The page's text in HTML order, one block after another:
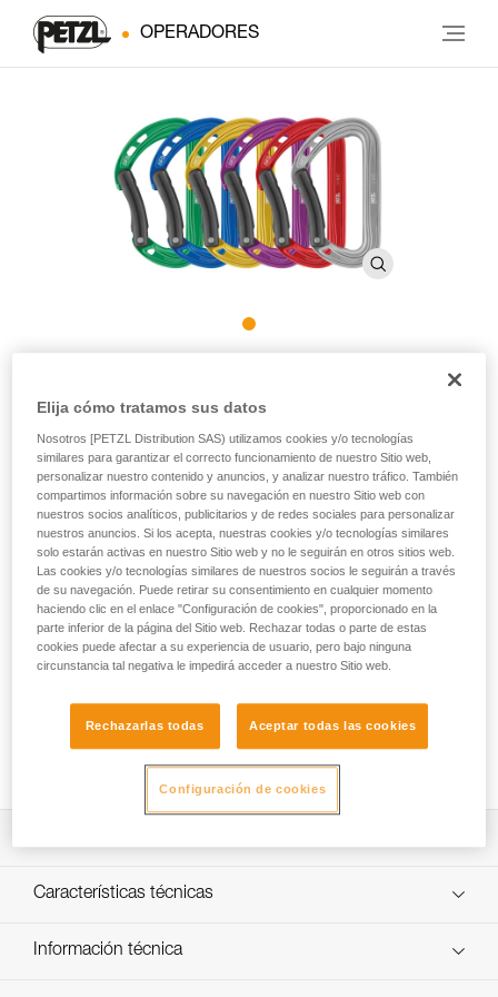
OPERADORES
SPIRIT
Pack de 6 mosquetones SPIRIT curvo
Reconocido por su ligereza y su polivalencia, el mosquetón
SPIRIT es una referencia para escalada en pared y el
trabajo en vías. El diseño del gatillo curvo optimiza el
mosquetoneo y el desmosquetoneo de la cuerda. El sistema
Keylock evita que el mosquetón se enganche
involuntariamente durante las fases de mosquetoneo y
desmosquetoneo. Su medida estándar no resta ligereza, al
contrario, su excelente relación peso/prestaciones le
seis mosquetones SPIRIT gatillo curvo de colores diferentes
con las diferentes medidas de empotradores de leva.
Facilidad de mosquetoneo y desmosquetoneo:
cuerda.
Características técnicas
Peso unitario: 37 g
Información técnica
Elija cómo tratamos sus datos
Nosotros [PETZL Distribution SAS) utilizamos cookies y/o tecnologías
similares para garantizar el correcto funcionamiento de nuestro Sitio web,
personalizar nuestro contenido y anuncios, y analizar nuestro tráfico. También
compartimos información sobre su navegación en nuestro Sitio web con
nuestros socios analíticos, publicitarios y de redes sociales para personalizar
nuestros anuncios. Si los acepta, nuestras cookies y/o tecnologías similares
solo estarán activas en nuestro Sitio web y no le seguirán en otros sitios web.
Las cookies y/o tecnologías similares de nuestros socios le seguirán a través
de su navegación. Puede retirar su consentimiento en cualquier momento
haciendo clic en el enlace "Configuración de cookies", proporcionado en la
parte inferior de la página del Sitio web. Rechazar todas o parte de estas
cookies puede afectar a su experiencia de usuario, pero bajo ninguna
circunstancia tal negativa le impedirá acceder a nuestro Sitio web.
Rechazarlas todas Aceptar todas las cookies
Configuración de cookies